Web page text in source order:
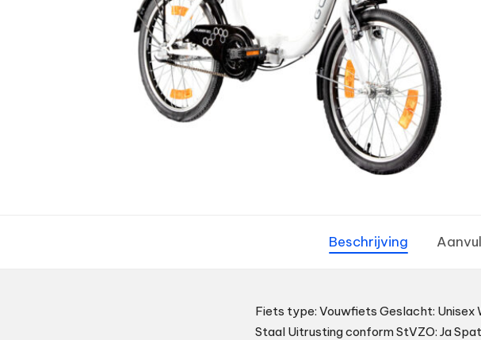
Beschrijving
Fiets type: Vouwfiets Geslacht: Unisex
Staal Uitrusting conform StVZO: Ja